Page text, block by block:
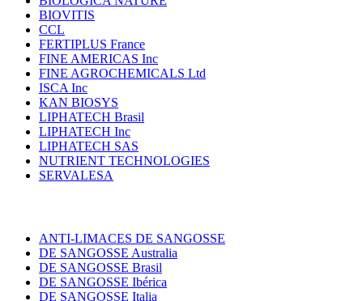
BIOVITIS
CCL
FERTIPLUS France
FINE AMERICAS Inc
FINE AGROCHEMICALS Ltd
ISCA Inc
KAN BIOSYS
LIPHATECH Brasil
LIPHATECH Inc
LIPHATECH SAS
NUTRIENT TECHNOLOGIES
SERVALESA
ANTI-LIMACES DE SANGOSSE
DE SANGOSSE Australia
DE SANGOSSE Brasil
DE SANGOSSE Ibérica
DE SANGOSSE Italia